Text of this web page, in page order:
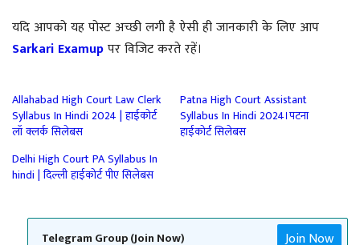
यदि आपको यह पोस्ट अच्छी लगी है ऐसी ही जानकारी के लिए आप
Sarkari Examupपर विजिट करते रहें।
Allahabad High Court Law Clerk
Syllabus In Hindi 2024 | हाईकोर्ट
लॉ क्लर्क सिलेबस
Patna High Court Assistant
Syllabus In Hindi 2024।पटना
हाईकोर्ट सिलेबस
Delhi High Court PA Syllabus In
hindi | दिल्ली हाईकोर्ट पीए सिलेबस
Telegram Group (Join Now) Join Now